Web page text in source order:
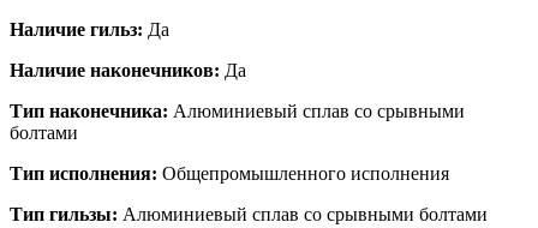
Наличие гильз: Да
Наличие наконечников: Да
Тип наконечника: Алюминиевый сплав со срывными
болтами
Тип исполнения: Общепромышленного исполнения
Тип гильзы: Алюминиевый сплав со срывными болтами